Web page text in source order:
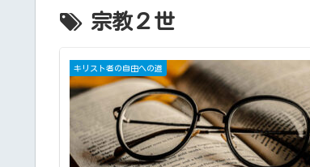
宗教２世
キリスト者の自由への道